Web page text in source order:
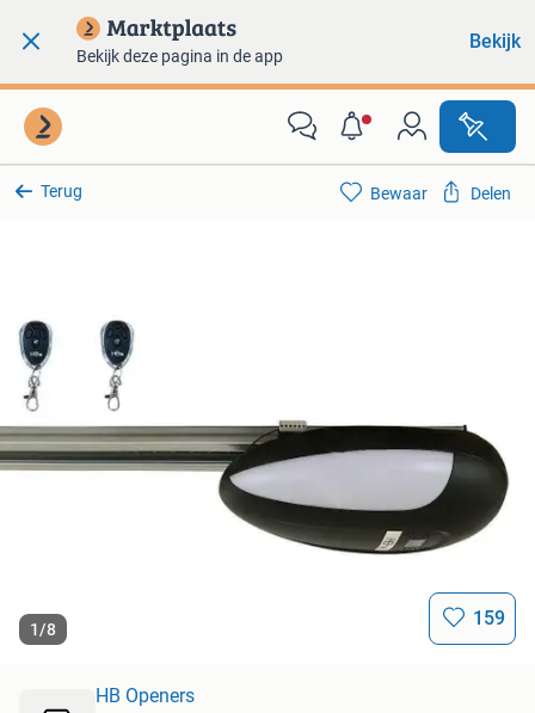
Bekijk deze pagina in de app
Bekijk
Terug
1/8 159
Bewaar Delen
HB Openers